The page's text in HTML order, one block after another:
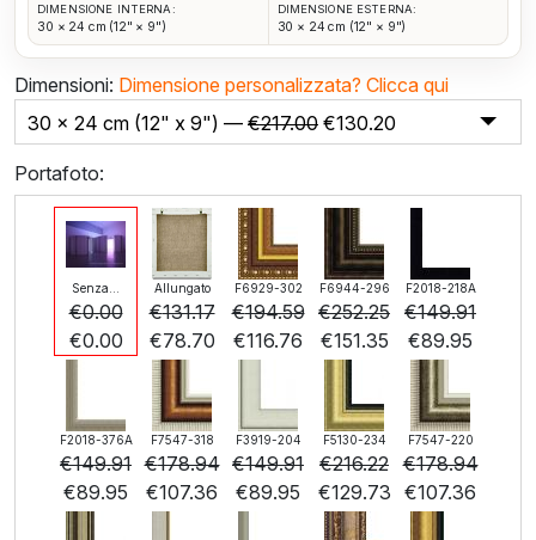
DIMENSIONE INTERNA:
30 × 24 cm (12" × 9")
DIMENSIONE ESTERNA:
30 × 24 cm (12" × 9")
Dimensioni: Dimensione personalizzata? Clicca qui
30 x 24 cm (12" x 9") — €217.00 €130.20
Portafoto:
Senza...
€0.00
€0.00
Allungato
€131.17
€78.70
F6929-302
€194.59
€116.76
F6944-296
€252.25
€151.35
F2018-218A
€149.91
€89.95
F2018-376A
€149.91
€89.95
F7547-318
€178.94
€107.36
F3919-204
€149.91
€89.95
F5130-234
€216.22
€129.73
F7547-220
€178.94
€107.36